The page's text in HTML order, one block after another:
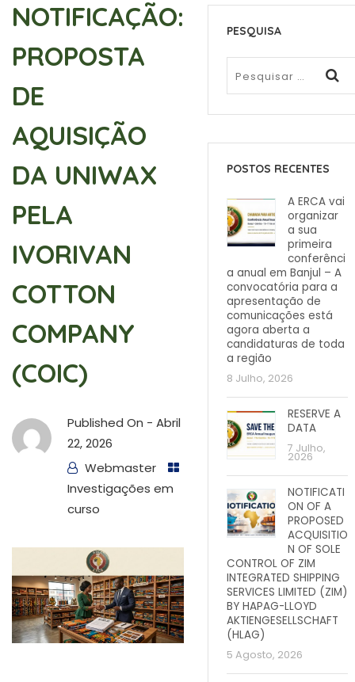
NOTIFICAÇÃO:
PROPOSTA
DE
AQUISIÇÃO
DA UNIWAX
PELA
IVORIVAN
COTTON
COMPANY
(COIC)
Published On - Abril
22, 2026
Webmaster
Investigações em
curso
PESQUISA
POSTOS RECENTES
A ERCA vai
organizar
a sua
primeira
conferênci
a anual em Banjul – A
convocatória para a
apresentação de
comunicações está
agora aberta a
candidaturas de toda
a região
8 Julho, 2026
RESERVE A
DATA
7 Julho,
2026
NOTIFICATI
ON OF A
PROPOSED
ACQUISITIO
N OF SOLE
CONTROL OF ZIM
INTEGRATED SHIPPING
SERVICES LIMITED (ZIM)
BY HAPAG-LLOYD
AKTIENGESELLSCHAFT
(HLAG)
5 Agosto, 2026